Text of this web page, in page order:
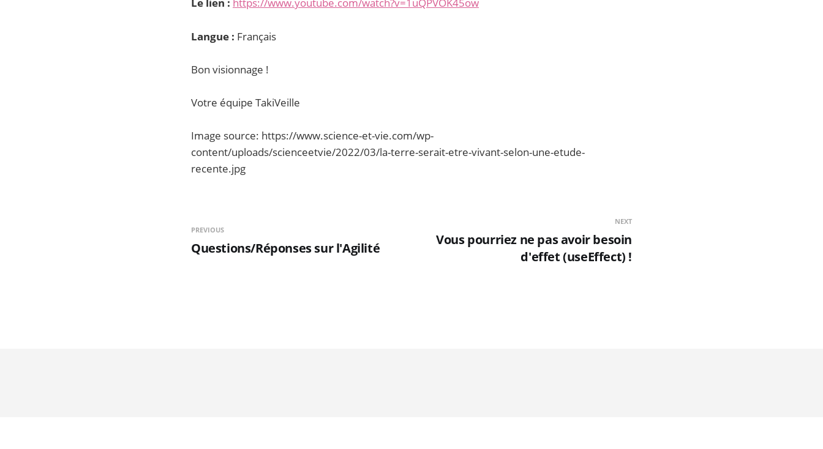
Le lien : https://www.youtube.com/watch?v=1uQPVOK45ow
Langue : Français
Bon visionnage !
Votre équipe TakiVeille
Image source: https://www.science-et-vie.com/wp-
content/uploads/scienceetvie/2022/03/la-terre-serait-etre-vivant-selon-une-etude-
recente.jpg
PREVIOUS
Questions/Réponses sur l'Agilité
NEXT
Vous pourriez ne pas avoir besoin
d'effet (useEffect) !